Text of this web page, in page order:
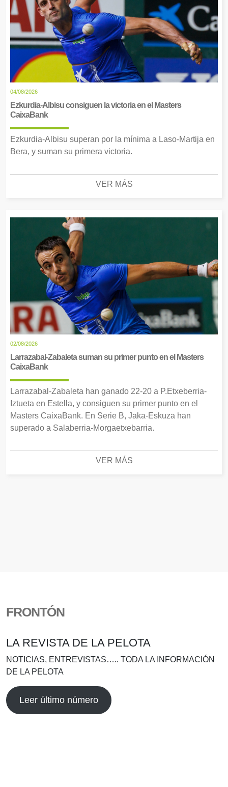
04/08/2026
Ezkurdia-Albisu consiguen la victoria en el Masters
CaixaBank
Ezkurdia-Albisu superan por la mínima a Laso-Martija en
Bera, y suman su primera victoria.
VER MÁS
02/08/2026
Larrazabal-Zabaleta suman su primer punto en el Masters
CaixaBank
Larrazabal-Zabaleta han ganado 22-20 a P.Etxeberria-
Iztueta en Estella, y consiguen su primer punto en el
Masters CaixaBank. En Serie B, Jaka-Eskuza han
superado a Salaberria-Morgaetxebarria.
VER MÁS
FRONTÓN
LA REVISTA DE LA PELOTA
NOTICIAS, ENTREVISTAS….. TODA LA INFORMACIÓN
DE LA PELOTA
Leer último número